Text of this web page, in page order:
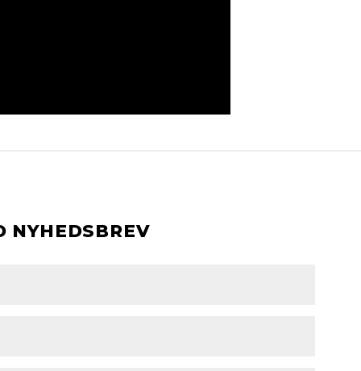
NYHEDSBREV